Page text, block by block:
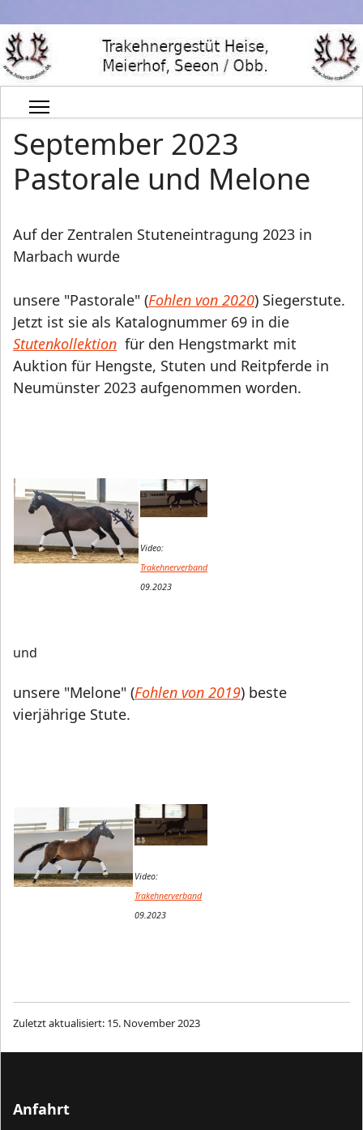
September 2023
Pastorale und Melone
Auf der Zentralen Stuteneintragung 2023 in
Marbach wurde
unsere "Pastorale" (Fohlen von 2020) Siegerstute.
Jetzt ist sie als Katalognummer 69 in die
Stutenkollektion für den Hengstmarkt mit
Auktion für Hengste, Stuten und Reitpferde in
Neumünster 2023 aufgenommen worden.
Video:
Trakehnerverband
09.2023
und
unsere "Melone" (Fohlen von 2019) beste
vierjährige Stute.
Video:
Trakehnerverband
09.2023
Zuletzt aktualisiert: 15. November 2023
Anfahrt